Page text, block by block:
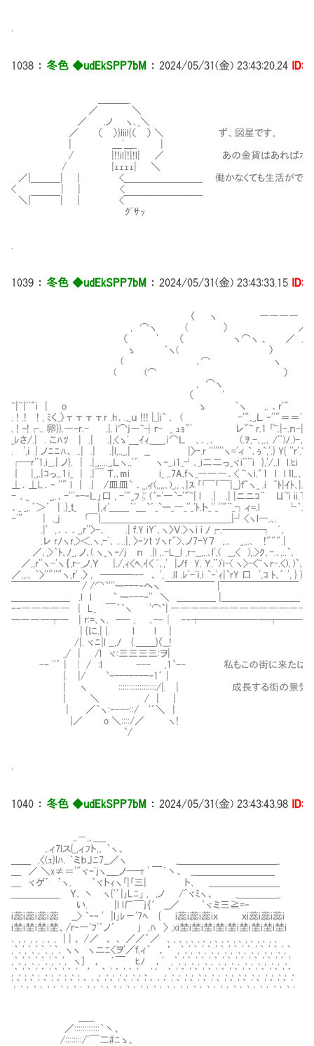
1038 ： 冬色 ◆udEkSPP7bM ： 2024/05/31(金) 23:43:20.24
／ ＼
／ .ノ ヽ､_＼
／ （ ）}liil{（ ） ＼ ず、図星です。
| ＿'＿_ |
/ |!!il|!|!l| ／ あの金貨はあればボクの家族
/ |ｪｪｪｪ| ＼
／|＿＿＿| | <＿＿＿＿＿＿＿＿ 働かなくても生活ができる
< | | <
＼|￣￣￣| | <￣￣￣￣￣￣￣￣
ｸﾞｻｯ
1039 ： 冬色 ◆udEkSPP7bM ： 2024/05/31(金) 23:43:33.15
（ ヽ ―――― ○
, ⌒ヽ ( ） ／/ |
（ ' （ ヽ⌒ヽ 、 ／ / |
ゝ ｀ヽ( ） | (⌒
( ､⌒ ヽ （
( (⌒ ） (
, ⌒ヽ
（ ' .ｒ
~|¨|¨"i | o ゝ ｀ヽ ,. ．r'"
. ! .! ! , ﾐく_）ттттr .h．.,_ｕ !!! |_|i` ､ ( -'"._,Ｌ ‐''"＝
. ! ｰ!┌.. 卵}}.―‐r.- .|. i⌒j―~┤ｒ- _ ｭｮ"' レ"~ r.1 ｢~.|-.ｎ-|
_ﾚさ/.| . こﾊﾂ | .| .|,<ゝ'＿ｲｨ_＿_.i⌒Ｌ ､．,． (.ｦ,-､,.､ /¨)ﾉ.)-､ｭ ! .|〈
. ',ｉ .| ノﾆﾆﾊ、 ..| .| .|l,.,_.| __ |〉-.r '''''''ヽ='ィ `､ぅ`,'.} Y{ ''ｒ'.Yヽiﾆ./'
┌─r''1.i__.| ノ}. | .|_,...._,Ｌヽ.,'´ ヽ‐_.ｉ1_┘､_i二二っ_ヾi¨¨i },'/..l l.ﾋ
｜ |_,.|ｺっ,,１i_ | .|￣ Ｔ,､mi i_ ,.7A.fヽ_―――．< ~ヽi.゛1 l l ｌl,.､
⊥．⊥L．‐ ''" l | .| /皿皿` ．_,ィ(,,,,､)_., ､|ｽ.｢｢￣「￣|__}ｆ"ヽ_ .i ^ﾄ|ｲﾄ､
- ．_ _,.．-'''ｰ-‐Ｌ」口 , -'"_ﾌζ(`ｰ'―`-'"~| l .| .| |ニニｺ¨ Ц~i ii.Ｔтl
．_ _,.｀＞´ | .}_ｔ_ |,ｨ'＿＿｀'＿`´_`ー_―_''_'ﾄ.ト_''_''"¨_┐ィ=.l └｀
‐'" | ._j ｢￣|＿＿＿＿＿＿＿＿＿＿＿＿＿_|┘<ヽl―.､. Ｊl.l ｌ.
.|' ,．．．_,r''>-､ .| ｆ.Y iYﾞ､ヽ〉Ｖ.>ヽi i ﾉ┌.────┐
.レ rﾉヽr,>＜.ヽ,-ﾞ､ ､..|, 〉‐ﾝt ｿヽr">､ノ7-Y７ ,.､
／､,>｀ﾄ､ﾉ_, ノ､( ヽ_ヽ‐/j ｎ .|l ,.-L__l ,r-__,..､l',(
／,,r''ヽ-'ヽ｛,r-_ノ.Ｙ |./,ｨ<ﾍ,ｲ< ﾞ､,' |ノf Y. Ｙ.¨)'i-( ヽ>-<~ヽr-.<)､)`､
／,,.､ ｀>''"''"ヽ,r' .〉 , -───‐- 、 ', .ll .ﾚ'-'ｉ.i `‐'ｨ|`rY 口 ',ｺ ﾄ､´ ', } }`､
￣￣￣￣￣￣￣ / /⌒`'''ー---‐ヘヽ ￣￣￣￣￣ |￣￣￣￣￣￣￣￣ |
＿＿＿＿＿＿ .l l ` ー---‐'' ＼ ＿＿＿＿ |＿＿＿＿＿＿＿＿ ﾄ
ｰ‐――――― | L_ ￣｀`ヽ '⌒`|
ー―――┬― | r:=､ヽ. ─- , ､-‐│ ｰ‐┬──────ー
| {に.| |. l l |
/|. ヾﾆ|l __,ﾉ {.＿＿}（__!
_/ | /l ヾ:三三三三:ヲ|
-‐ ''´ | │ / :l --- ,1`ｰ- 私もこの街に来たばかり
|. |/ `ｰ-------‐1´ |
| ヽ ::::::::::::::::::/|. | 成長する街の景気に乗って
| ＼ / | |
| ／｀ヽ:ｰ---::/ '´＼ |
|／ o ＼::::/／ ヽ!
`/
1040 ： 冬色 ◆udEkSPP7bM ： 2024/05/31(金) 23:43:43.98
,.－,､＿_
,.ィ7lス{_,ィﾌト,､ ｀ヽ、
＿＿ ,〈(ｭ}lﾊ. ｀ミｂJﾆ7__／ヽ _＿＿＿＿＿＿＿＿＿＿_
＿ ／ ＼x≠＝'"ヾｰ'ｊヽ＿_ノ-─r ' ￣｀丶、 __＿＿＿＿＿＿＿＿
＿ ヾゲ´ ｀ヽ. ｀ヾトｨヽ｢|｢三| ト､ _＿＿＿＿＿＿＿
＿＿＿＿＿ Ｙ､ 丶 ヽ{'´|｣Lﾆ｣ , ,ノ /^ヾﾐヽ、 _＿＿＿＿_
い. |l l厂￣ｊ｛′ __／ ｀ヾミ三≧=‐
i蕊i蕊i蕊i蕊 __> `ｰ‐ ' |l｣ﾚ－'7ﾍ { i蕊i蕊i蕊iｘ ｘi蕊i蕊i蕊i
i埜i埜i埜i埜、/ｒ‐一'ﾌ'´ノ´ j ,ﾊ 〉 ,xi埜i埜i埜i埜i埜i埜i埜i埜i埜i
､ , ､ , ､ , ､ , | | 、 /／ 、 、 ／／´／ ､ , ､ , ､ , ､ , ､ , ､ , ､ , ､ , ､ , ､
,｀､',｀､',｀､',｀､ ヽヽ ヽニﾆ<ヲ'／ｆ,ィ´ ，‘ ,｀､',｀､',｀､',｀､',｀､',｀､',｀､',｀､',｀
,｀､',｀､',｀､',｀､', ヽ] ， ´￣ ﾋﾉ ，' ,｀､',｀､',｀､',｀､',｀､',｀､',｀､',｀､',｀､'
,｀､',｀､',｀､',｀､',｀､', ’ ,｀､',｀､',｀､', 、'‘ ,｀､',｀､',｀､',｀､',｀､',｀､',｀､',｀､',｀､',｀､
',｀､',｀､',｀､',｀､',｀､',｀､',｀､',｀､',｀､',｀､',｀､',｀､',｀､',｀､',｀､',｀､',｀､',｀､',｀､',｀､',｀､',
／::::::::::::｀丶、
/::::::::/ﾞ￣二#ﾆゝ、